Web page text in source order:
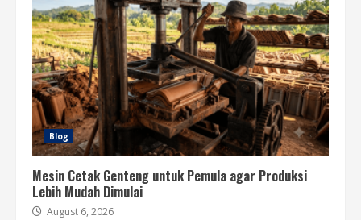
Blog
Mesin Cetak Genteng untuk Pemula agar Produksi
Lebih Mudah Dimulai
August 6, 2026